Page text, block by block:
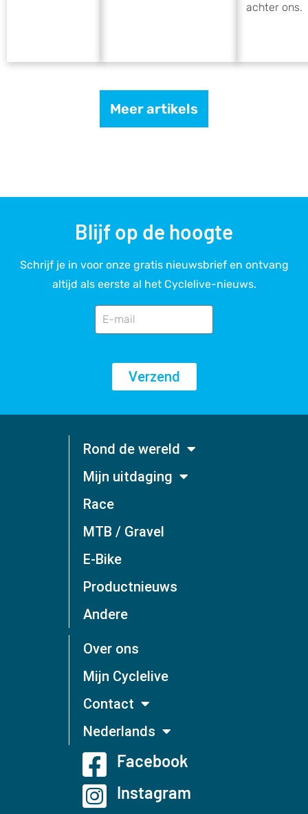
achter ons.
Meer artikels
Blijf op de hoogte
Schrijf je in voor onze gratis nieuwsbrief en ontvang
altijd als eerste al het Cyclelive-nieuws.
Verzend
Rond de wereld
Mijn uitdaging
Race
MTB / Gravel
E-Bike
Productnieuws
Andere
Over ons
Mijn Cyclelive
Contact
Nederlands
Facebook
Instagram